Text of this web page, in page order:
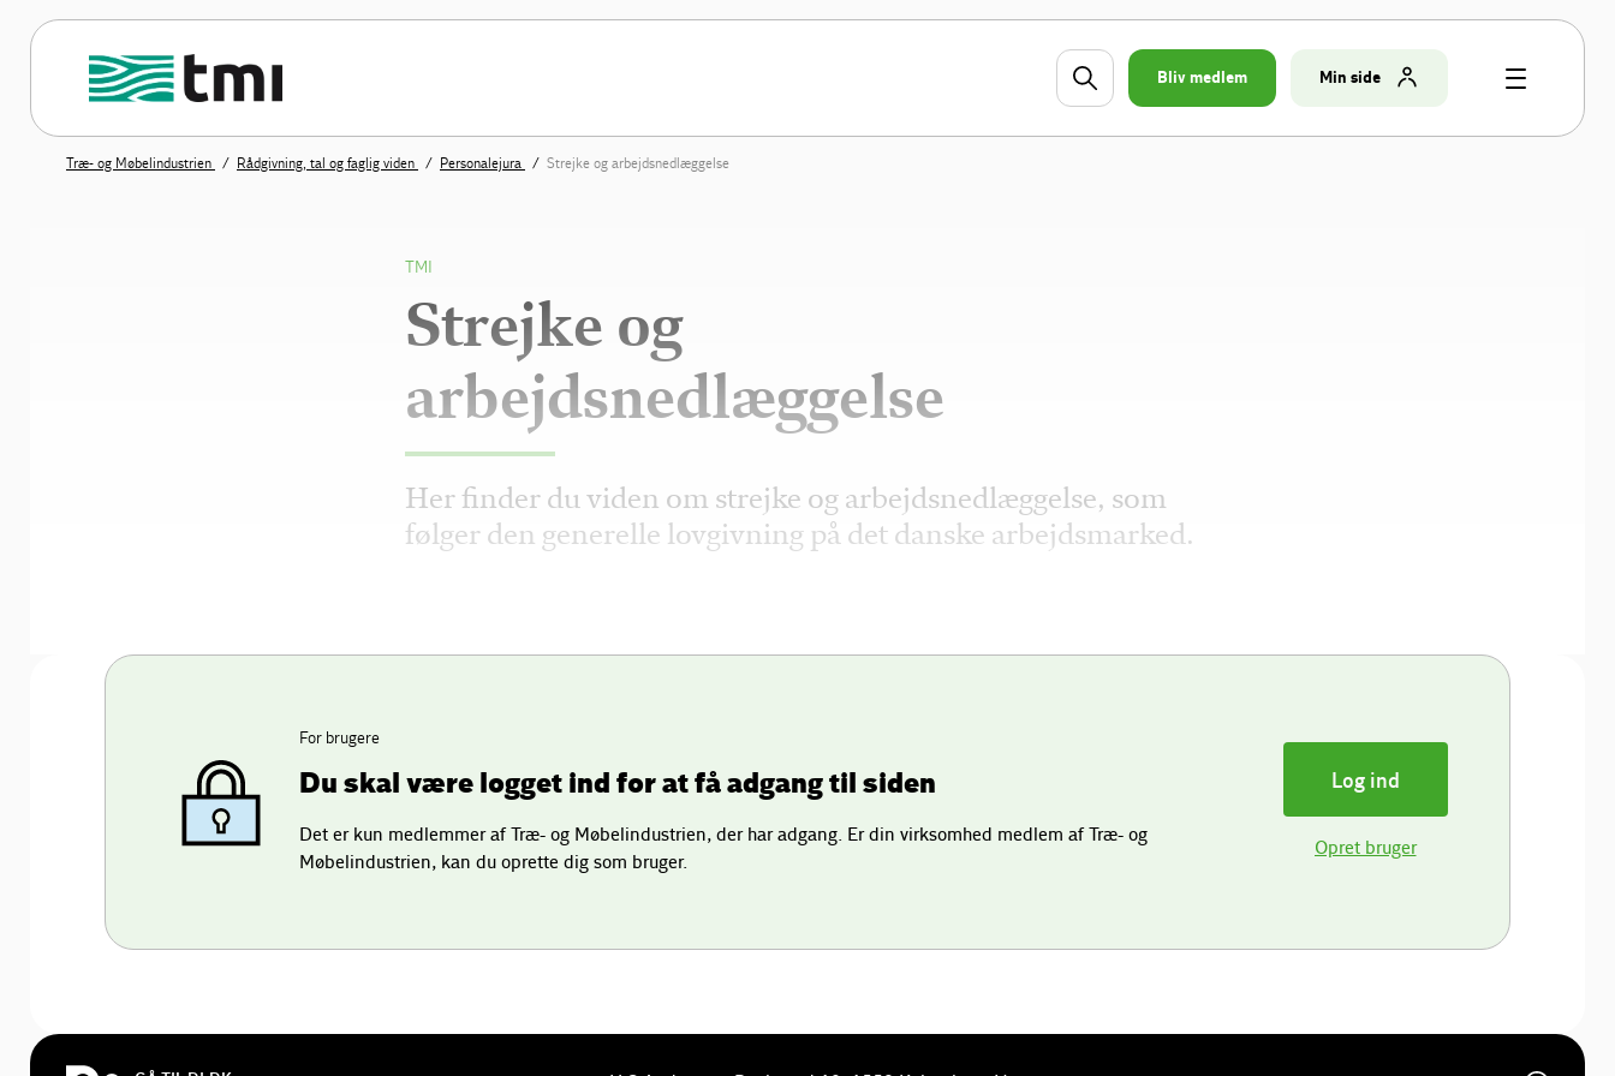
Bliv medlem Min side
Træ- og Møbelindustrien Rådgivning, tal og faglig viden Personalejura Strejke og arbejdsnedlæggelse
TMI
Strejke og
arbejdsnedlæggelse
Her finder du viden om strejke og arbejdsnedlæggelse, som
følger den generelle lovgivning på det danske arbejdsmarked.
For brugere
Du skal være logget ind for at få adgang til siden
Det er kun medlemmer af Træ- og Møbelindustrien, der har adgang. Er din virksomhed medlem af Træ- og
Møbelindustrien, kan du oprette dig som bruger.
Log ind
Opret bruger